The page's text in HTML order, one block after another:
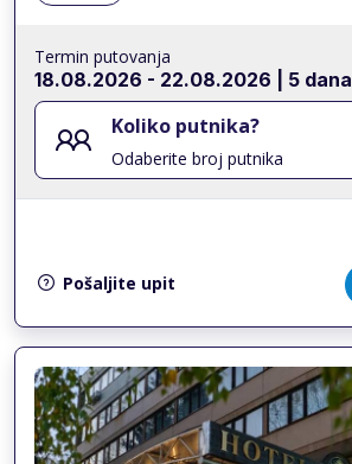
Termin putovanja
18.08.2026 - 22.08.2026 | 5 dana
Koliko putnika?
Odaberite broj putnika
Pošaljite upit